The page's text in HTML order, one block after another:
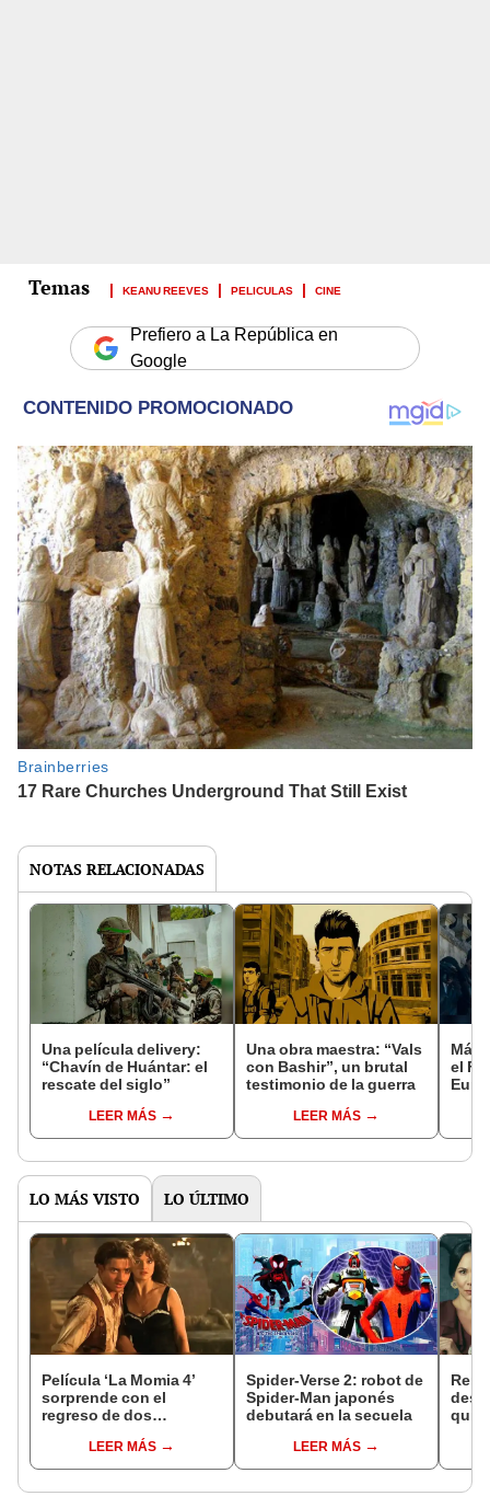
KEANU REEVES PELICULAS CINE
Prefiero a La República en
Google
NOTAS RELACIONADAS
Una película delivery:
“Chavín de Huántar: el
rescate del siglo”
LEER MÁS
Una obra maestra: “Vals
con Bashir”, un brutal
testimonio de la guerra
LEER MÁS
Más
el
LO MÁS VISTO LO ÚLTIMO
Película ‘La Momia 4’
sorprende con el
regreso de dos
junto a Brendan Fraser y
Rachel Weisz
LEER MÁS
Spider-Verse 2: robot de
Spider-Man japonés
debutará en la secuela
LEER MÁS